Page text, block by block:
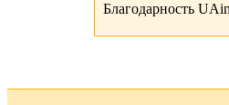
Благодарность